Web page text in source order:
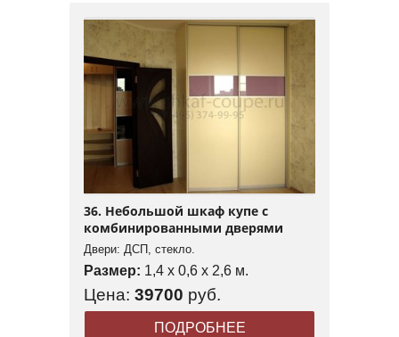
36. Небольшой шкаф купе с
комбинированными дверями
Двери: ДСП, стекло.
Размер: 1,4 x 0,6 x 2,6 м.
Цена: 39700 руб.
ПОДРОБНЕЕ